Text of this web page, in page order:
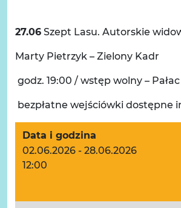
27.06Szept Lasu. Autorskie
Marty Pietrzyk – Zielony Kadr
godz. 19:00 / wstęp wolny –
bezpłatne wejściówki dostępne
Data i godzina
02.06.2026 - 28.06.2026
12:00